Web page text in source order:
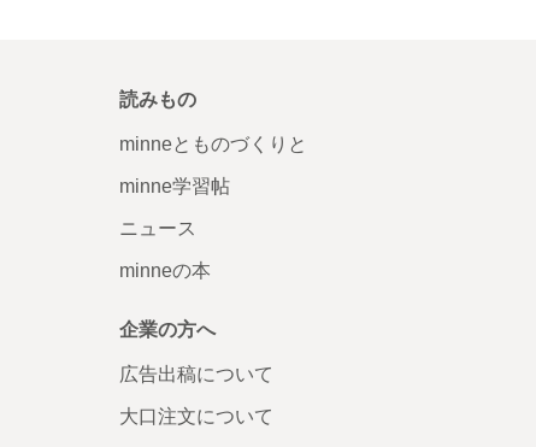
読みもの
minneとものづくりと
minne学習帖
ニュース
minneの本
企業の方へ
広告出稿について
大口注文について